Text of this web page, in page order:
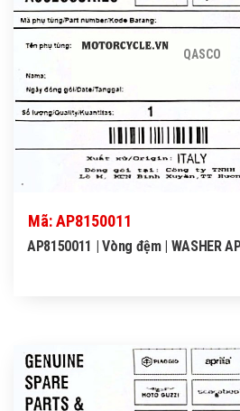
QASCO
Mã: AP8150011
AP8150011 | Vòng đệm | WASHER